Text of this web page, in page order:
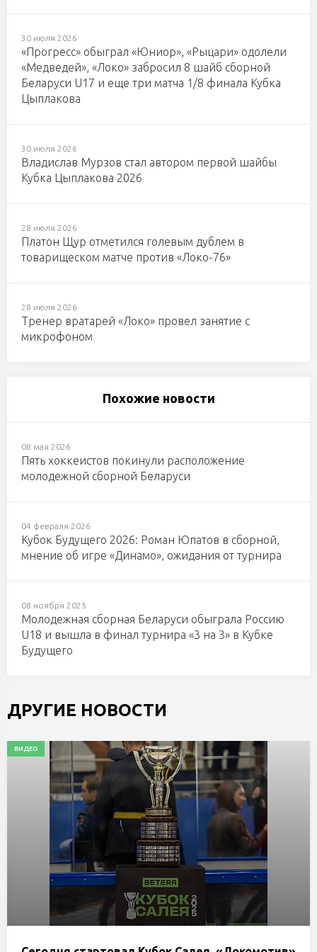
30 июля 2026
«Прогресс» обыграл «Юниор», «Рыцари» одолели
«Медведей», «Локо» забросил 8 шайб сборной
Беларуси U17 и еще три матча 1/8 финала Кубка
Цыплакова
30 июля 2026
Владислав Мурзов стал автором первой шайбы
Кубка Цыплакова 2026
28 июля 2026
Платон Щур отметился голевым дублем в
товарищеском матче против «Локо-76»
28 июля 2026
Тренер вратарей «Локо» провел занятие с
микрофоном
Похожие новости
08 мая 2026
Пять хоккеистов покинули расположение
молодежной сборной Беларуси
04 февраля 2026
Кубок Будущего 2026: Роман Юпатов в сборной,
мнение об игре «Динамо», ожидания от турнира
08 ноября 2025
Молодежная сборная Беларуси обыграла Россию
U18 и вышла в финал турнира «3 на 3» в Кубке
Будущего
ДРУГИЕ НОВОСТИ
ВИДЕО